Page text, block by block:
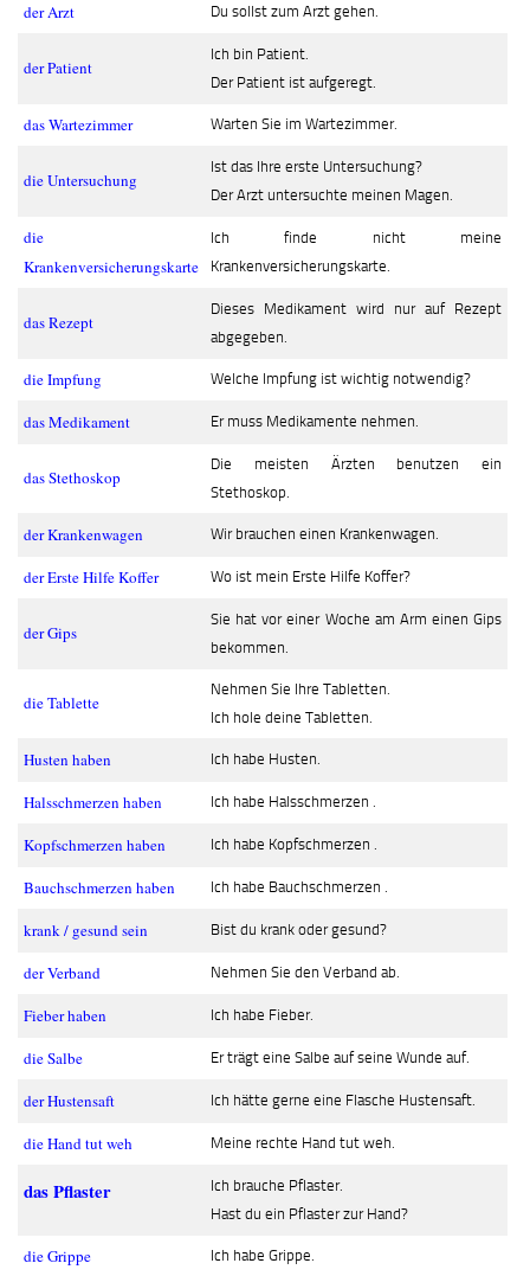
der Arzt Du sollst zum Arzt gehen.
der Patient
Ich bin Patient.
Der Patient ist aufgeregt.
das Wartezimmer Warten Sie im Wartezimmer.
die Untersuchung
Ist das Ihre erste Untersuchung?
Der Arzt untersuchte meinen Magen.
die
Krankenversicherungskarte
Ich finde nicht meine
Krankenversicherungskarte.
das Rezept
Dieses Medikament wird nur auf Rezept
abgegeben.
die Impfung Welche Impfung ist wichtig notwendig?
das Medikament Er muss Medikamente nehmen.
das Stethoskop
Die meisten Ärzten benutzen ein
Stethoskop.
der Krankenwagen Wir brauchen einen Krankenwagen.
der Erste Hilfe Koffer Wo ist mein Erste Hilfe Koffer?
der Gips
Sie hat vor einer Woche am Arm einen Gips
bekommen.
die Tablette
Nehmen Sie Ihre Tabletten.
Ich hole deine Tabletten.
Husten haben Ich habe Husten.
Halsschmerzen haben Ich habe Halsschmerzen .
Kopfschmerzen haben Ich habe Kopfschmerzen .
Bauchschmerzen haben Ich habe Bauchschmerzen .
krank / gesund sein Bist du krank oder gesund?
der Verband Nehmen Sie den Verband ab.
Fieber haben Ich habe Fieber.
die Salbe Er trägt eine Salbe auf seine Wunde auf.
der Hustensaft Ich hätte gerne eine Flasche Hustensaft.
die Hand tut weh Meine rechte Hand tut weh.
das Pflaster
Ich brauche Pflaster.
Hast du ein Pflaster zur Hand?
die Grippe Ich habe Grippe.